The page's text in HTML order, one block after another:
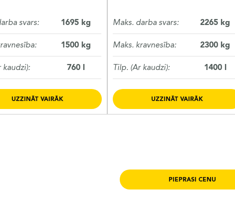
svars: 1695 kg
1500 kg
kaudzi): 760 l
UZZINĀT VAIRĀK
Maks. darba svars: 2265 kg
Maks. kravnesība: 2300 kg
Tilp. (Ar kaudzi): 1400 l
UZZINĀT VAIRĀK
PIEPRASI CENU